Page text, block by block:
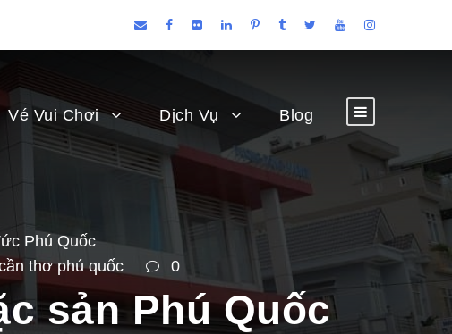
Vé Vui Chơi Dịch Vụ Blog
Phú Quốc
thơ phú quốc 0
sản Phú Quốc